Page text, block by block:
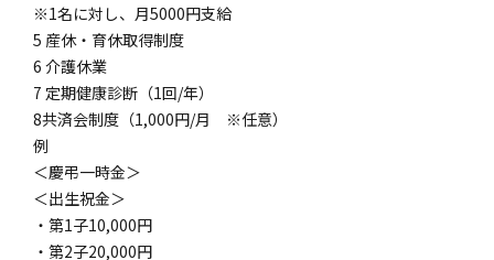
※1名に対し、月5000円支給
5 産休・育休取得制度
6 介護休業
7 定期健康診断（1回/年）
8共済会制度（1,000円/月 ※任意）
例
＜慶弔一時金＞
＜出生祝金＞
・第1子10,000円
・第2子20,000円